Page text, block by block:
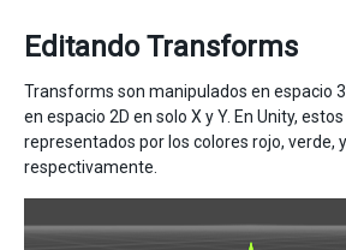
Editando Transforms
Transforms son manipulados en espacio
en espacio 2D en solo X y Y. En Unity,
representados por los colores rojo, verde,
respectivamente.